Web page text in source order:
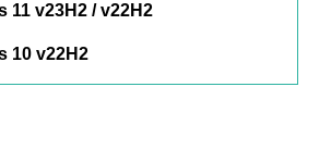
11 v23H2 / v22H2
10 v22H2